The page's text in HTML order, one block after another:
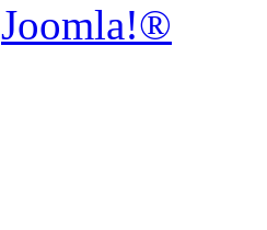
Joomla!®